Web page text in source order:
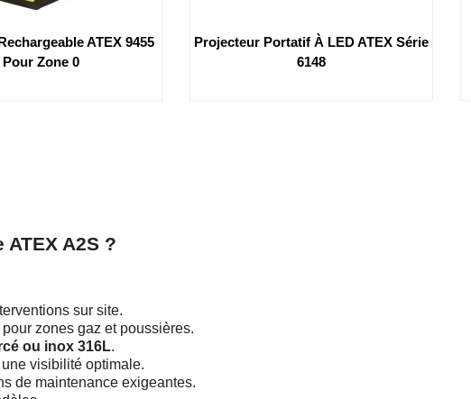
ATEX 9455
Pour Zone 0
Projecteur Portatif À LED ATEX Série
6148
A2S ?
sur site.
pour zones gaz et poussières.
ou inox 316L.
visibilité optimale.
de maintenance exigeantes.